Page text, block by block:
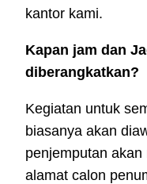
kantor kami.
Kapan jam dan
diberangkatkan?
Kegiatan untuk
biasanya akan
penjemputan
alamat calon